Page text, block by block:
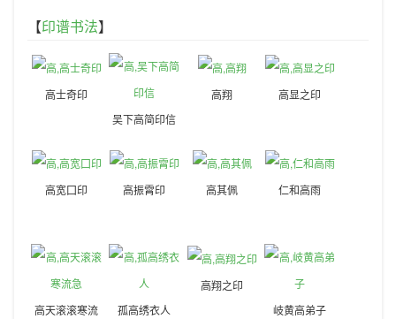
【印谱书法】
高士奇印
吴下高简印信
高翔 高显之印
高宽囗印 高振霄印 高其佩 仁和高雨
高天滚滚寒流
孤高绣衣人
高翔之印
岐黄高弟子